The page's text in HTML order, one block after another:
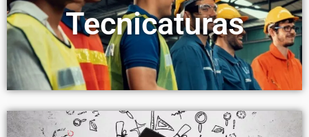
Tecnicaturas